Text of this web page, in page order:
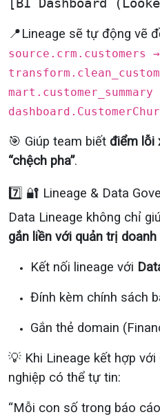
📍Lineage sẽ tự động vẽ
source.crm.customers →
mart.customer_summary
🎯 Giúp team biết điểm lỗi
“chệch pha”.
7️⃣ 🔐 Lineage & Data
Data Lineage không chỉ
gắn liền với quản trị doanh
Kết nối lineage với
Đính kèm chính sách
Gắn thẻ domain
💡 Khi Lineage kết hợp với
nghiệp có thể tự tin:
“Mỗi con số trong báo